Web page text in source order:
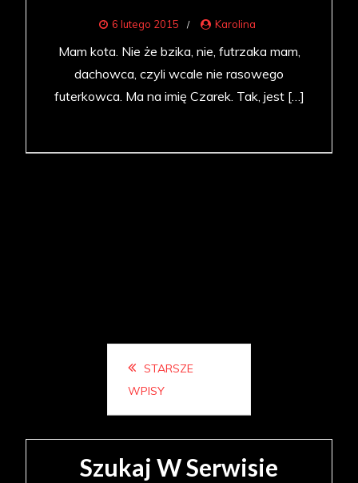
6 lutego 2015 Karolina
Mam kota. Nie że bzika, nie, futrzaka mam,
dachowca, czyli wcale nie rasowego
futerkowca. Ma na imię Czarek. Tak, jest […]
Nawigacja
wpisach
STARSZE
WPISY
Szukaj W Serwisie